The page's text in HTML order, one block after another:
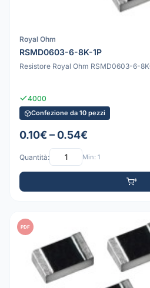
Royal Ohm
RSMD0603-6-8K-1P
Resistore Royal Ohm RSMD0603-6-
4000
Confezione da 10 pezzi
0.10€ – 0.54€
Quantità: Min: 1
PDF